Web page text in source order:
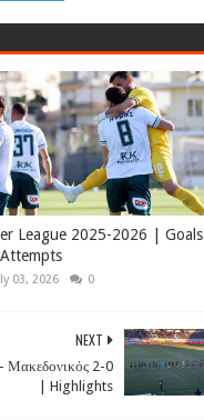
League 2025-2026 | Goals
03, 2026 0
NEXT
2-0
| Highlights